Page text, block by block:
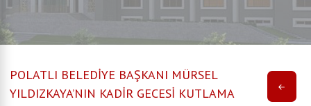
POLATLI BELEDİYE BAŞKANI MÜRSEL
YILDIZKAYA’NIN KADİR GECESİ KUTLAMA